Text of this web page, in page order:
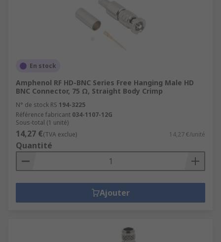
En stock
Amphenol RF HD-BNC Series Free Hanging Male HD
BNC Connector, 75 Ω, Straight Body Crimp
N° de stock RS 194-3225
Référence fabricant 034-1107-12G
Sous-total (1 unité)
14,27 €(TVA exclue) 14,27 €/unité
Quantité
Ajouter